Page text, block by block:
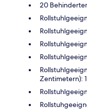
20
Zentimetern):